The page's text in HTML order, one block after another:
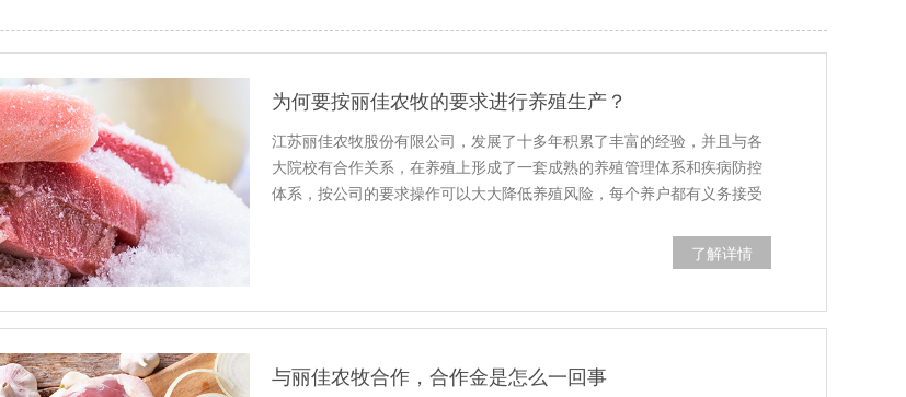
为何要按丽佳农牧的要求进行养殖生产？
江苏丽佳农牧股份有限公司，发展了十多年积累了丰富的经验，并且与各
大院校有合作关系，在养殖上形成了一套成熟的养殖管理体系和疾病防控
体系，按公司的要求操作可以大大降低养殖风险，每个养户都有义务接受
了解详情
与丽佳农牧合作，合作金是怎么一回事